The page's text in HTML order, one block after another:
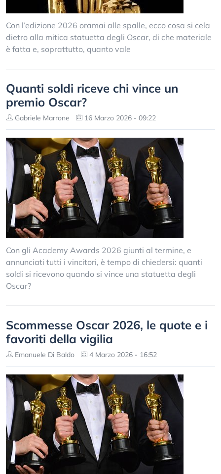
Con l’edizione 2026 oramai alle spalle, ecco cosa si cela
dietro alla mitica statuetta degli Oscar, di che materiale
è fatta e, soprattutto, quanto vale
Quanti soldi riceve chi vince un
premio Oscar?
Gabriele Marrone 16 Marzo 2026 - 09:22
Con gli Academy Awards 2026 giunti al termine, e
annunciati tutti i vincitori, è tempo di chiedersi: quanti
soldi si ricevono quando si vince una statuetta degli
Oscar?
Scommesse Oscar 2026, le quote e i
favoriti della vigilia
Emanuele Di Baldo 4 Marzo 2026 - 16:52